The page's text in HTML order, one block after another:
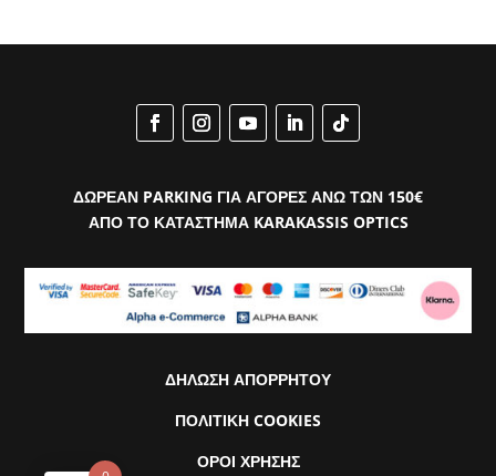
ΔΩΡΕΑΝ PARKING ΓΙΑ ΑΓΟΡΕΣ ΑΝΩ ΤΩΝ 150€
ΑΠΟ ΤΟ ΚΑΤΑΣΤΗΜΑ KARAKASSIS OPTICS
ΔΗΛΩΣΗ ΑΠΟΡΡΗΤΟΥ
ΠΟΛΙΤΙΚΗ COOKIES
ΟΡΟΙ ΧΡΗΣΗΣ